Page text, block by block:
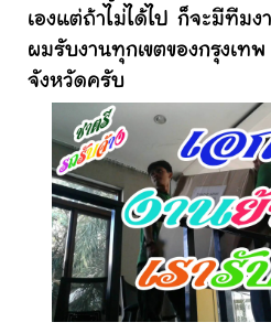
เองแต่ถ้าไม่ได้ไป ก็จะมีทีม
ผมรับงานทุกเขตของกรุงเ
จังหวัดครับ